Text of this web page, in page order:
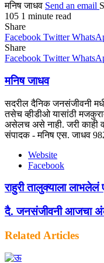
मनिष जाधव Send an email
105 1 minute read
Share
Facebook Twitter
Share
Facebook Twitter
मनिष जाधव
सदरील दैनिक जनसंजीवनी
तसेच व्हीडीओ यासांठी
असेलच असे नाही. जरी काही
संपादक - मनिष एस. जाधव
Website
Facebook
राहुरी तालुक्याला
दै. जनसंजीवनी आजचा
Related Articles